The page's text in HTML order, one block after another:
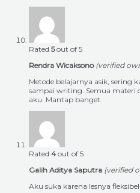
Rated 5out of 5
Rendra Wicaksono (verified
Metode belajarnya asik, sering
sampai writing. Semua materi
aku. Mantap banget.
Rated 4 out of 5
Galih Aditya Saputra (verified
Aku suka karena lesnya